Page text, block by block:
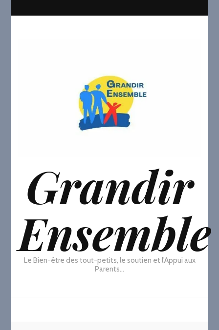
Grandir
Ensemble
Le Bien-être des tout-petits, le soutien et l'Appui aux
Parents…